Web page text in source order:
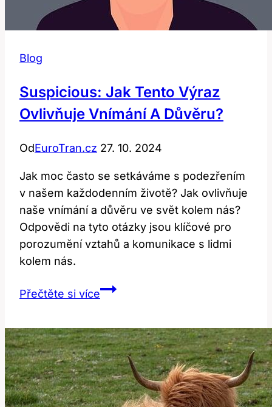
Blog
Suspicious: Jak Tento Výraz
Ovlivňuje Vnímání A Důvěru?
OdEuroTran.cz 27. 10. 2024
Jak moc často se setkáváme s podezřením
v našem každodenním životě? Jak ovlivňuje
naše vnímání a důvěru ve svět kolem nás?
Odpovědi na tyto otázky jsou klíčové pro
porozumění vztahů a komunikace s lidmi
kolem nás.
Přečtěte si víceSuspicious:
výraz
ovlivňuje
vnímání
a